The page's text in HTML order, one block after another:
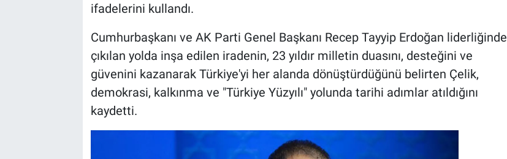
ifadelerini kullandı.
Cumhurbaşkanı ve AK Parti Genel Başkanı Recep Tayyip Erdoğan liderliğinde
çıkılan yolda inşa edilen iradenin, 23 yıldır milletin duasını, desteğini ve
güvenini kazanarak Türkiye'yi her alanda dönüştürdüğünü belirten Çelik,
demokrasi, kalkınma ve "Türkiye Yüzyılı" yolunda tarihi adımlar atıldığını
kaydetti.